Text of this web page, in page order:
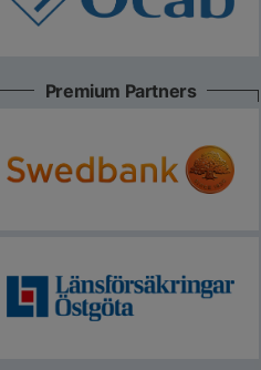
Premium Partners